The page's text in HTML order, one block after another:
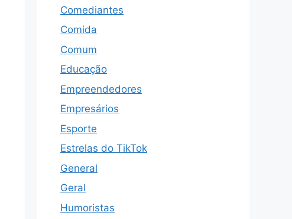
Comediantes
Comida
Comum
Educação
Empreendedores
Empresários
Esporte
Estrelas do TikTok
General
Geral
Humoristas